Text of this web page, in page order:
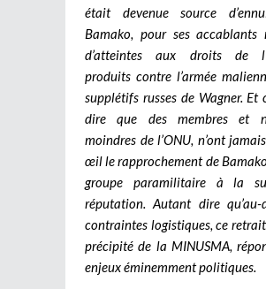
était devenue source
Bamako, pour ses accablants
d’atteintes aux droits de
produits contre l’armée
supplétifs russes de Wagner. Et
dire que des membres et
moindres de l’ONU, n’ont
œil le rapprochement de
groupe paramilitaire à la
réputation. Autant dire qu’au-
contraintes logistiques, ce
précipité de la MINUSMA,
enjeux éminemment politiques.